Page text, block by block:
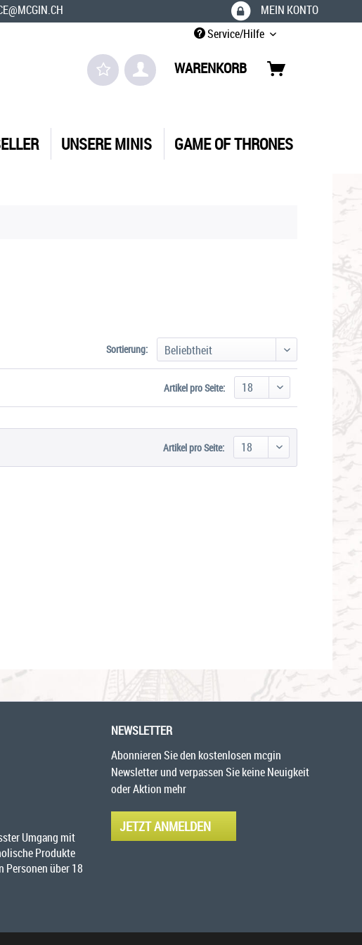
MEIN KONTO
Service/Hilfe
WARENKORB
UNSERE MINIS GAME OF THRONES
Sortierung:
Artikel pro Seite:
Artikel pro Seite:
Umgang mit
Produkte
Personen über 18
NEWSLETTER
Abonnieren Sie den kostenlosen mcgin
Newsletter und verpassen Sie keine Neuigkeit
oder Aktion mehr
JETZT ANMELDEN